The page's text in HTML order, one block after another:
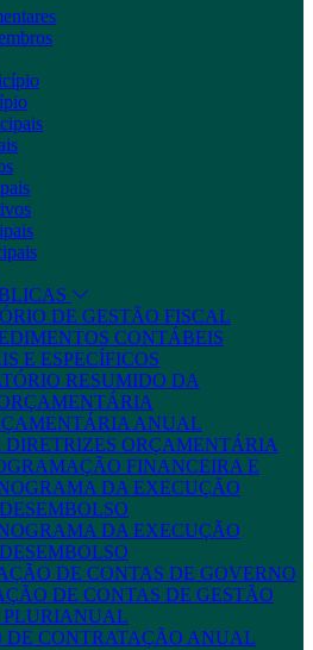
DE GESTÃO FISCAL
CONTÁBEIS
E ESPECÍFICOS
RESUMIDO DA
ANUAL
ORÇAMENTÁRIA
FINANCEIRA E
DA EXECUÇÃO
DA EXECUÇÃO
DE CONTAS DE GOVERNO
DE CONTAS DE GESTÃO
PLURIANUAL
DE CONTRATAÇÃO ANUAL